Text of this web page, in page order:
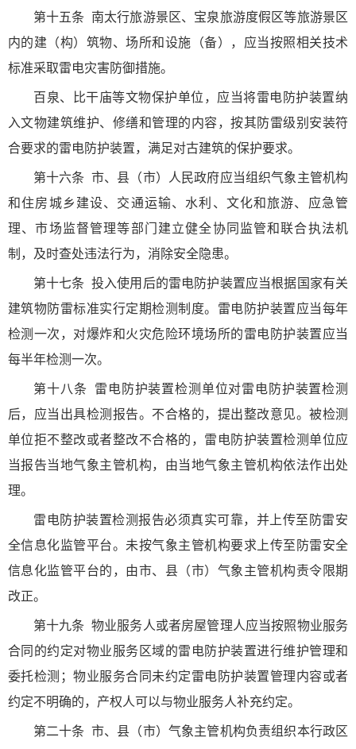
第十五条 南太行旅游景区、宝泉旅游度假区等旅游景区
内的建（构）筑物、场所和设施（备），应当按照相关技术
标准采取雷电灾害防御措施。
百泉、比干庙等文物保护单位，应当将雷电防护装置纳
入文物建筑维护、修缮和管理的内容，按其防雷级别安装符
合要求的雷电防护装置，满足对古建筑的保护要求。
第十六条 市、县（市）人民政府应当组织气象主管机构
和住房城乡建设、交通运输、水利、文化和旅游、应急管
理、市场监督管理等部门建立健全协同监管和联合执法机
制，及时查处违法行为，消除安全隐患。
第十七条 投入使用后的雷电防护装置应当根据国家有关
建筑物防雷标准实行定期检测制度。雷电防护装置应当每年
检测一次，对爆炸和火灾危险环境场所的雷电防护装置应当
每半年检测一次。
第十八条 雷电防护装置检测单位对雷电防护装置检测
后，应当出具检测报告。不合格的，提出整改意见。被检测
单位拒不整改或者整改不合格的，雷电防护装置检测单位应
当报告当地气象主管机构，由当地气象主管机构依法作出处
理。
雷电防护装置检测报告必须真实可靠，并上传至防雷安
全信息化监管平台。未按气象主管机构要求上传至防雷安全
信息化监管平台的，由市、县（市）气象主管机构责令限期
改正。
第十九条 物业服务人或者房屋管理人应当按照物业服务
合同的约定对物业服务区域的雷电防护装置进行维护管理和
委托检测；物业服务合同未约定雷电防护装置管理内容或者
约定不明确的，产权人可以与物业服务人补充约定。
第二十条 市、县（市）气象主管机构负责组织本行政区